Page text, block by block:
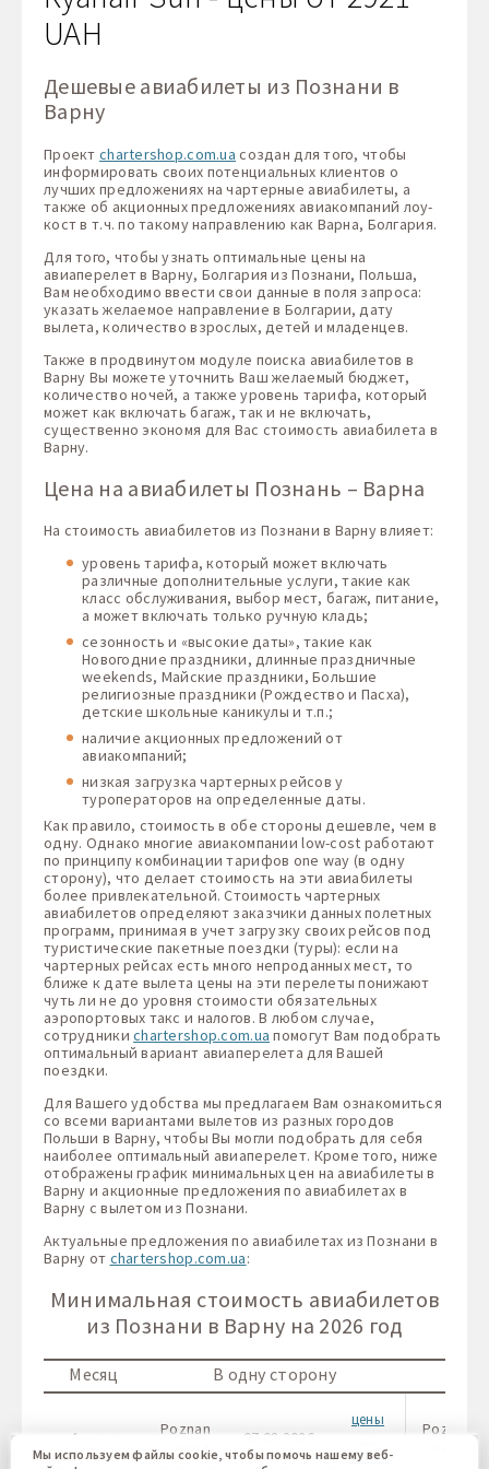
UAH
Дешевые авиабилеты из Познани в
Варну
Проект chartershop.com.ua создан для того, чтобы
информировать своих потенциальных клиентов о
лучших предложениях на чартерные авиабилеты, а
также об акционных предложениях авиакомпаний лоу-
кост в т.ч. по такому направлению как Варна, Болгария.
Для того, чтобы узнать оптимальные цены на
авиаперелет в Варну, Болгария из Познани, Польша,
Вам необходимо ввести свои данные в поля запроса:
указать желаемое направление в Болгарии, дату
вылета, количество взрослых, детей и младенцев.
Также в продвинутом модуле поиска авиабилетов в
Варну Вы можете уточнить Ваш желаемый бюджет,
количество ночей, а также уровень тарифа, который
может как включать багаж, так и не включать,
существенно экономя для Вас стоимость авиабилета в
Варну.
Цена на авиабилеты Познань – Варна
На стоимость авиабилетов из Познани в Варну влияет:
уровень тарифа, который может включать
различные дополнительные услуги, такие как
класс обслуживания, выбор мест, багаж, питание,
а может включать только ручную кладь;
сезонность и «высокие даты», такие как
Новогодние праздники, длинные праздничные
weekends, Майские праздники, Большие
религиозные праздники (Рождество и Пасха),
детские школьные каникулы и т.п.;
наличие акционных предложений от
авиакомпаний;
низкая загрузка чартерных рейсов у
туроператоров на определенные даты.
Как правило, стоимость в обе стороны дешевле, чем в
одну. Однако многие авиакомпании low-cost работают
по принципу комбинации тарифов one way (в одну
сторону), что делает стоимость на эти авиабилеты
более привлекательной. Стоимость чартерных
авиабилетов определяют заказчики данных полетных
программ, принимая в учет загрузку своих рейсов под
туристические пакетные поездки (туры): если на
чартерных рейсах есть много непроданных мест, то
ближе к дате вылета цены на эти перелеты понижают
чуть ли не до уровня стоимости обязательных
аэропортовых такс и налогов. В любом случае,
сотрудникиchartershop.com.ua помогут Вам подобрать
оптимальный вариант авиаперелета для Вашей
поездки.
Для Вашего удобства мы предлагаем Вам ознакомиться
со всеми вариантами вылетов из разных городов
Польши в Варну, чтобы Вы могли подобрать для себя
наиболее оптимальный авиаперелет. Кроме того, ниже
отображены график минимальных цен на авиабилеты в
Варну и акционные предложения по авиабилетах в
Варну с вылетом из Познани.
Актуальные предложения по авиабилетах из Познани в
Варну от chartershop.com.ua:
Минимальная стоимость авиабилетов
из Познани в Варну на 2026 год
Месяц В одну сторону
Август
Poznan
07.08.2026
цены
4 388 ₴
Poznan
Мы используем файлы cookie, чтобы помочь нашему веб-